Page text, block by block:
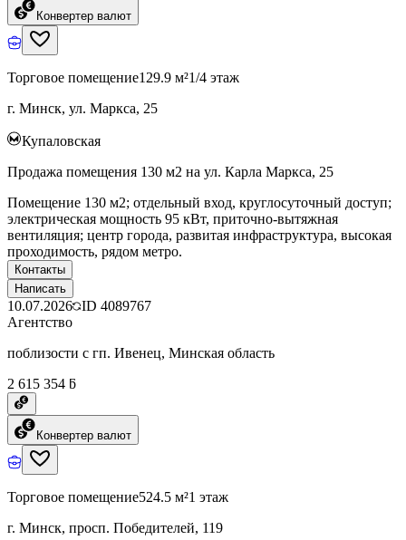
Конвертер валют
Торговое помещение129.9 м²1/4 этаж
г. Минск, ул. Маркса, 25
Купаловская
Продажа помещения 130 м2 на ул. Карла Маркса, 25
Помещение 130 м2; отдельный вход, круглосуточный доступ;
электрическая мощность 95 кВт, приточно-вытяжная
вентиляция; центр города, развитая инфраструктура, высокая
проходимость, рядом метро.
Контакты
Написать
10.07.2026 ID 4089767
Агентство
поблизости с гп. Ивенец, Минская область
2 615 354 ƃ
Конвертер валют
Торговое помещение524.5 м²1 этаж
г. Минск, просп. Победителей, 119